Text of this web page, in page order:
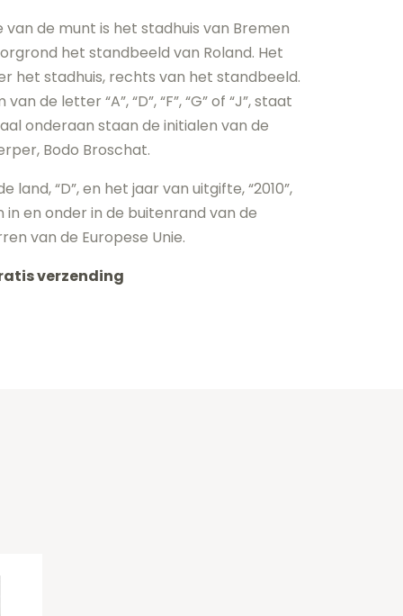
de munt is het stadhuis van Bremen
het standbeeld van Roland. Het
het stadhuis, rechts van het standbeeld.
de letter “A”, “D”, “F”, “G” of “J”, staat
onderaan staan de initialen van de
Bodo Broschat.
“D”, en het jaar van uitgifte, “2010”,
en onder in de buitenrand van de
van de Europese Unie.
verzending